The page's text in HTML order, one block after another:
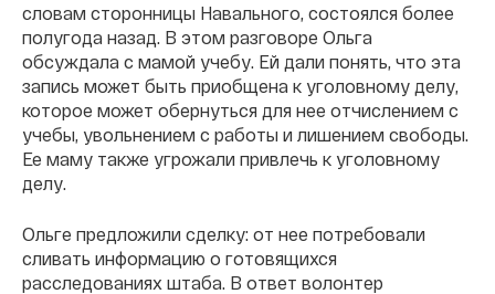
словам сторонницы Навального, состоялся более
полугода назад. В этом разговоре Ольга
обсуждала с мамой учебу. Ей дали понять, что эта
запись может быть приобщена к уголовному делу,
которое может обернуться для нее отчислением с
учебы, увольнением с работы и лишением свободы.
Ее маму также угрожали привлечь к уголовному
делу.
Ольге предложили сделку: от нее потребовали
сливать информацию о готовящихся
расследованиях штаба. В ответ волонтер